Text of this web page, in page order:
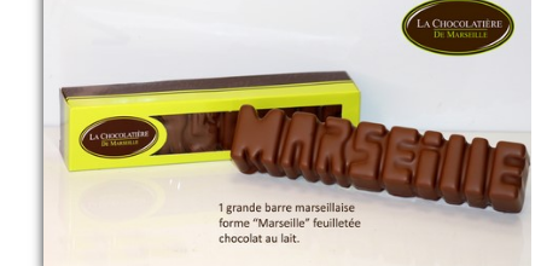
ENTREPRISE